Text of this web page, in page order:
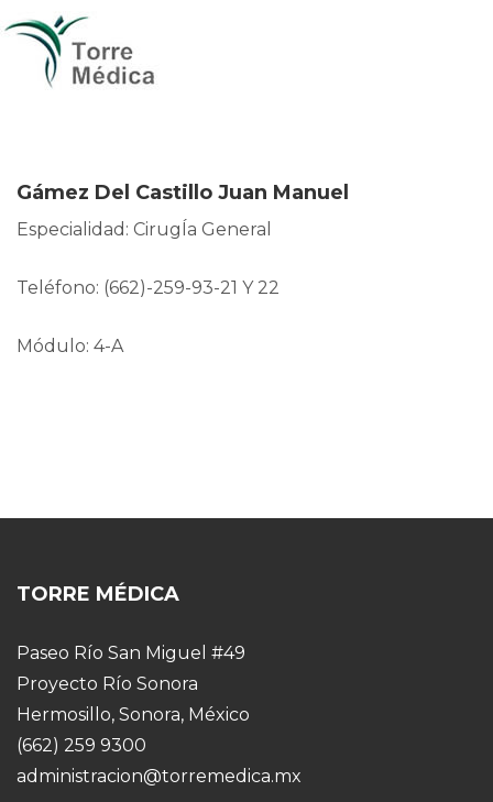
Gámez Del Castillo Juan Manuel
Especialidad: CirugÍa General
Teléfono: (662)-259-93-21 Y 22
Módulo: 4-A
TORRE MÉDICA
Paseo Río San Miguel #49
Proyecto Río Sonora
Hermosillo, Sonora, México
(662) 259 9300
administracion@torremedica.mx